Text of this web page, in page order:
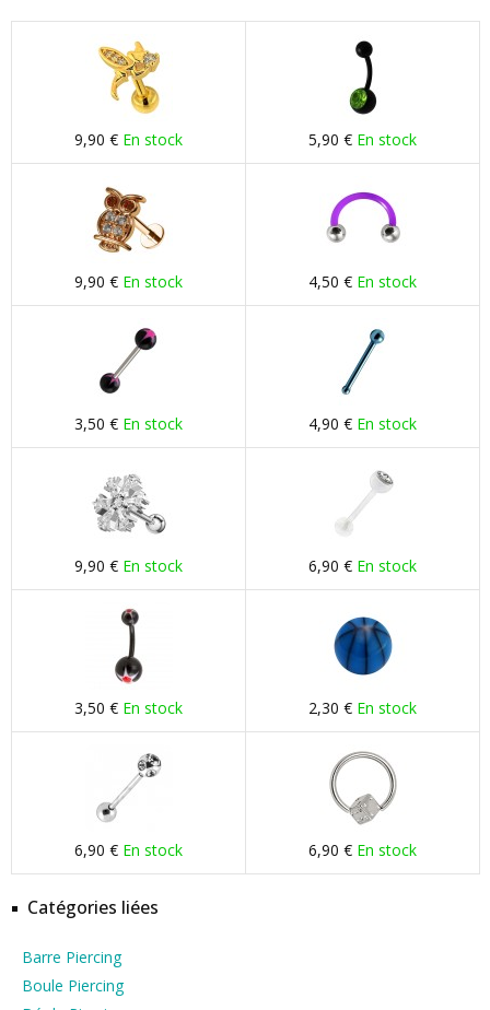
9,90 € En stock 5,90 € En stock
9,90 € En stock 4,50 € En stock
3,50 € En stock 4,90 € En stock
9,90 € En stock 6,90 € En stock
3,50 € En stock 2,30 € En stock
6,90 € En stock 6,90 € En stock
Catégories liées
Barre Piercing
Boule Piercing